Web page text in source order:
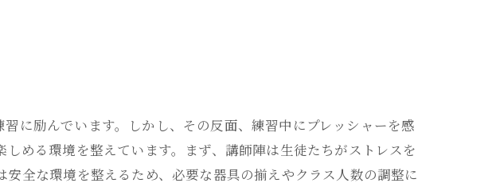
に励んでいます。しかし、その反面、練習中にプレッシャーを感
める環境を整えています。まず、講師陣は生徒たちがストレスを
全な環境を整えるため、必要な器具の揃えやクラス人数の調整に